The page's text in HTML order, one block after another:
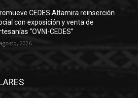
CEDES Altamira reinserción
con exposición y venta de
“OVNI-CEDES”
2026